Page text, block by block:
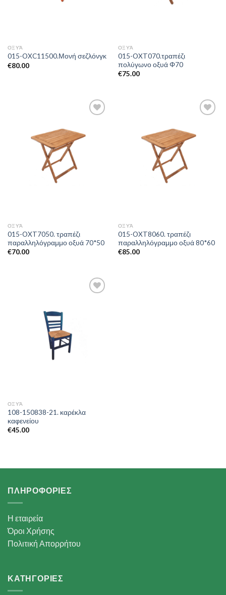
ΟΞΥΆ
015-OXC11500.Μονή σεζλόνγκ
€80.00
ΟΞΥΆ
015-OXT070.τραπέζι
πολύγωνο οξυά Φ70
€75.00
ΟΞΥΆ
015-OXT7050. τραπέζι
παραλληλόγραμμο οξυά 70*50
€70.00
ΟΞΥΆ
015-OXT8060. τραπέζι
παραλληλόγραμμο οξυά 80*60
€85.00
ΟΞΥΆ
108-150838-21. καρέκλα
καφενείου
€45.00
ΠΛΗΡΟΦΟΡΙΕΣ
Η εταιρεία
Όροι Χρήσης
Πολιτική Απορρήτου
ΚΑΤΗΓΟΡΙΕΣ